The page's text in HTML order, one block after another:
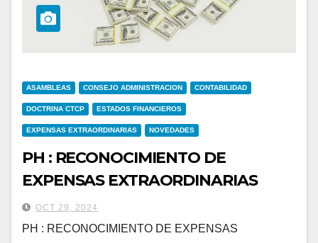
ASAMBLEAS CONSEJO ADMINISTRACION CONTABILIDAD
DOCTRINA CTCP ESTADOS FINANCIEROS
EXPENSAS EXTRAORDINARIAS NOVEDADES
PH : RECONOCIMIENTO DE
EXPENSAS EXTRAORDINARIAS
OCT 29, 2024
PH : RECONOCIMIENTO DE EXPENSAS